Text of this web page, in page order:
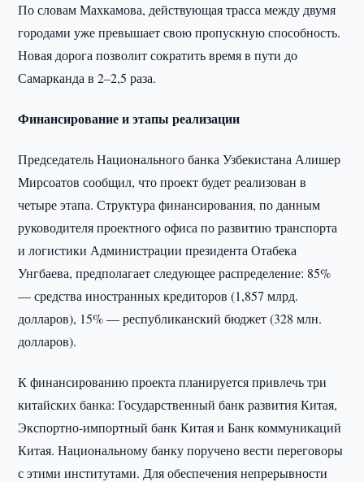
По словам Махкамова, действующая трасса между двумя
городами уже превышает свою пропускную способность.
Новая дорога позволит сократить время в пути до
Самарканда в 2–2,5 раза.
Финансирование и этапы реализации
Председатель Национального банка Узбекистана Алишер
Мирсоатов сообщил, что проект будет реализован в
четыре этапа. Структура финансирования, по данным
руководителя проектного офиса по развитию транспорта
и логистики Администрации президента Отабека
Унгбаева, предполагает следующее распределение: 85%
— средства иностранных кредиторов (1,857 млрд.
долларов), 15% — республиканский бюджет (328 млн.
долларов).
К финансированию проекта планируется привлечь три
китайских банка: Государственный банк развития Китая,
Экспортно-импортный банк Китая и Банк коммуникаций
Китая. Национальному банку поручено вести переговоры
с этими институтами. Для обеспечения непрерывности